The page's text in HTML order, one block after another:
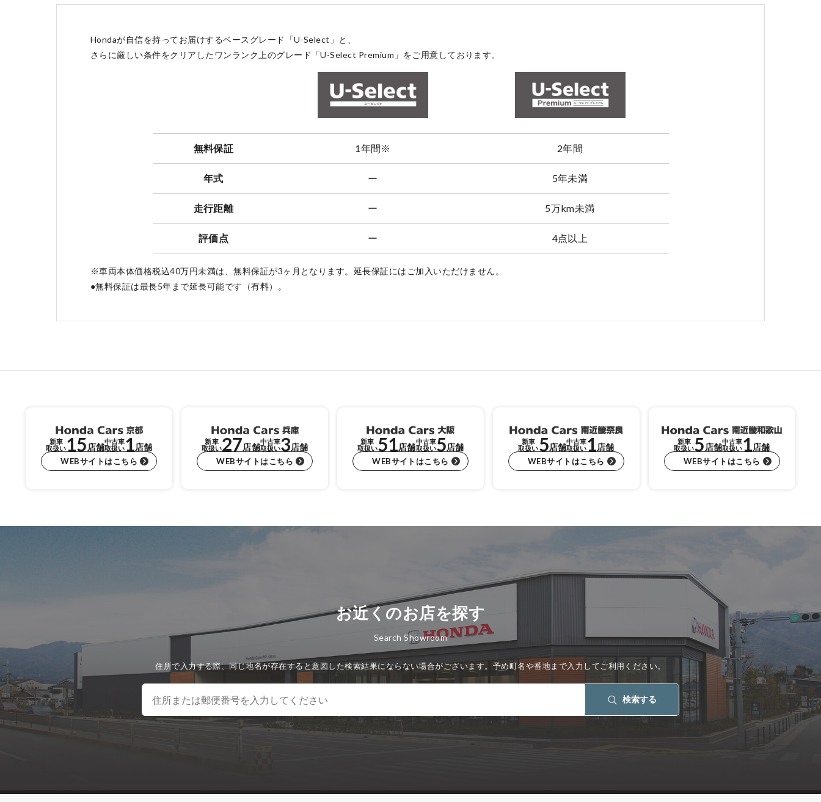
各店舗へのお問い合わせ 各店舗へのお問い合わせ
Hondaが自信を持ってお届けするベースグレード「U-Select」と、
さらに厳しい条件をクリアしたワンランク上のグレード「U-Select Premium」をご用意しております。
無料保証 1年間※ 2年間
年式 ー 5年未満
走行距離 ー 5万km未満
評価点 ー 4点以上
※車両本体価格税込40万円未満は、無料保証が3ヶ月となります。延長保証にはご加入いただけません。
●無料保証は最長5年まで延長可能です（有料）。
新車
取扱い15 店舗
中古車
取扱い1店舗
WEBサイトはこちら
新車
取扱い27店舗
中古車
取扱い3店舗
WEBサイトはこちら
新車
取扱い51店舗
中古車
取扱い5店舗
WEBサイトはこちら
新車
取扱い5店舗
中古車
取扱い1店舗
WEBサイトはこちら
新車
取扱い5 店舗
中古車
取扱い1店舗
WEBサイトはこちら
お近くのお店を探す
Search Showroom
住所で入力する際、同じ地名が存在すると意図した検索結果にならない場合がございます。予め町名や番地まで入力してご利用ください。
検索する